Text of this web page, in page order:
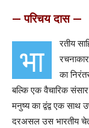
— परिचय दास —
भा
रतीय
का
बल्कि एक वैचारिक
मनुष्य का द्वंद्व एक साथ
दरअसल उस भारतीय